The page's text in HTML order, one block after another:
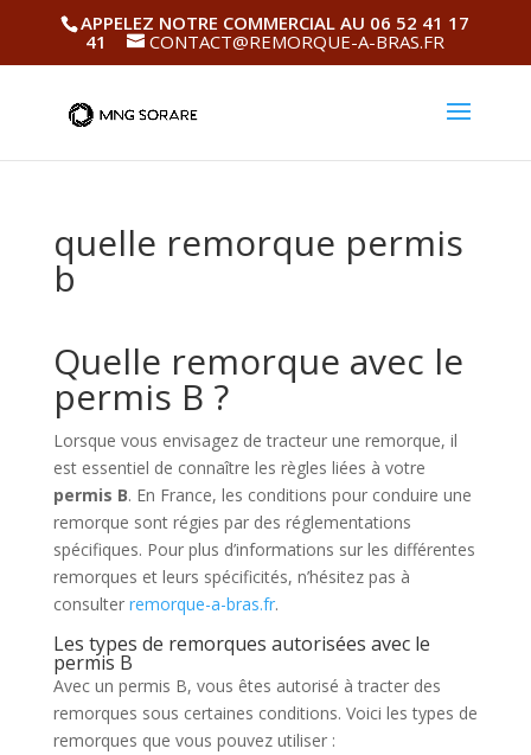
APPELEZ NOTRE COMMERCIAL AU 06 52 41 17
41
CONTACT@REMORQUE-A-BRAS.FR
quelle remorque permis
b
Quelle remorque avec le
permis B ?
Lorsque vous envisagez de tracteur une remorque, il
est essentiel de connaître les règles liées à votre
permis B. En France, les conditions pour conduire une
remorque sont régies par des réglementations
spécifiques. Pour plus d’informations sur les différentes
remorques et leurs spécificités, n’hésitez pas à
consulter remorque-a-bras.fr.
Les types de remorques autorisées avec le
permis B
Avec un permis B, vous êtes autorisé à tracter des
remorques sous certaines conditions. Voici les types de
remorques que vous pouvez utiliser :